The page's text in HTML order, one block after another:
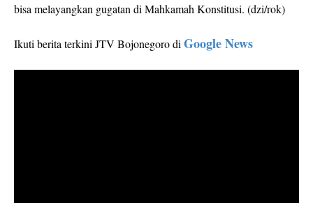
bisa melayangkan gugatan di Mahkamah Konstitusi. (dzi/rok)
Ikuti berita terkini JTV Bojonegoro di Google News